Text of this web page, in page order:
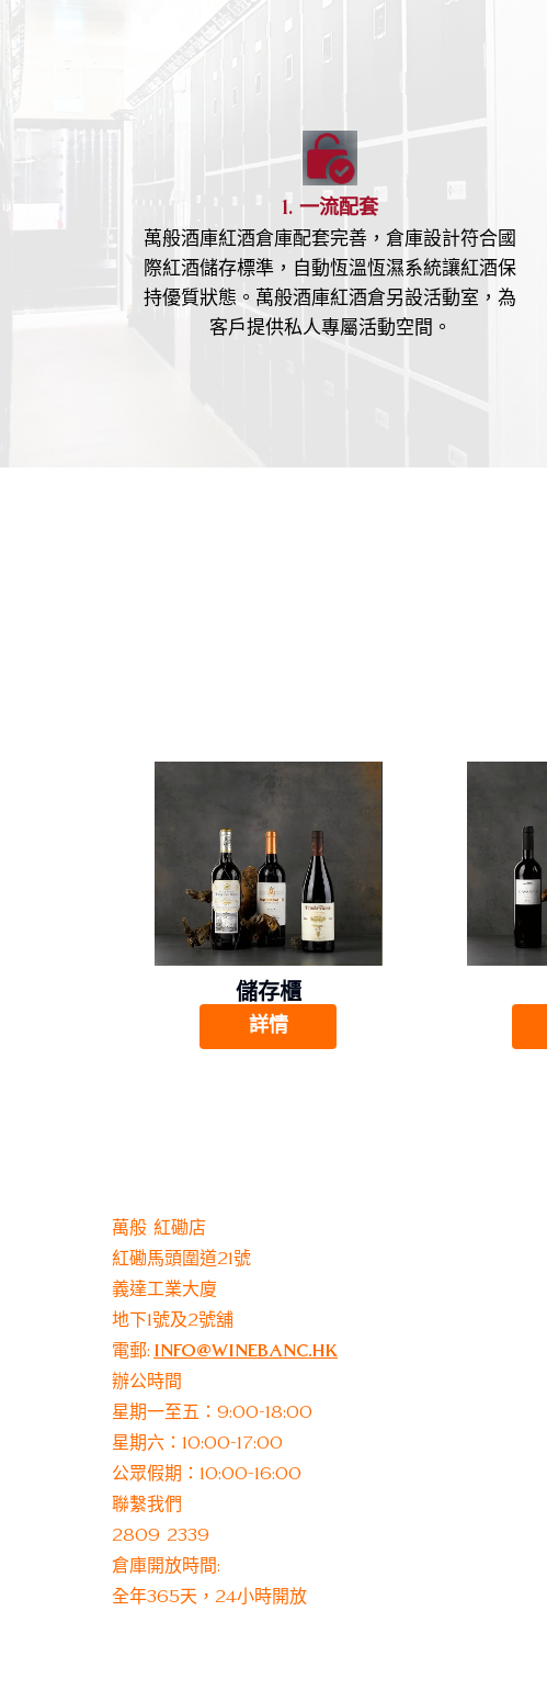
1. 一流配套
萬般酒庫紅酒倉庫配套完善，倉庫設計符合國
際紅酒儲存標準，自動恆溫恆濕系統讓紅酒保
持優質狀態。萬般酒庫紅酒倉另設活動室，為
客戶提供私人專屬活動空間。
儲存櫃
詳情
萬般 紅磡店
紅磡馬頭圍道21號
義達工業大廈
地下1號及2號舖
電郵: info@winebanc.hk
辦公時間
星期一至五：9:00-18:00
星期六：10:00-17:00
公眾假期：10:00-16:00
聯繫我們
2809 2339
倉庫開放時間:
全年365天，24小時開放